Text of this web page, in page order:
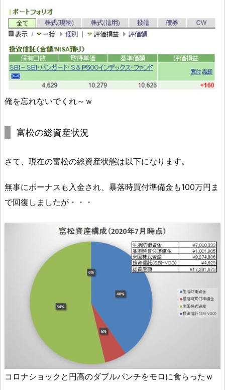
俺を忘れないでくれ～ｗ
富松の総資産状況
さて、現在の富松の総資産状態は以下になります。
無事にボーナスも入金され、暴落時買付準備金も100万円ま
で回復しましたが・・・
コロナショックと円高のダブルパンチをモロに食らったｗ